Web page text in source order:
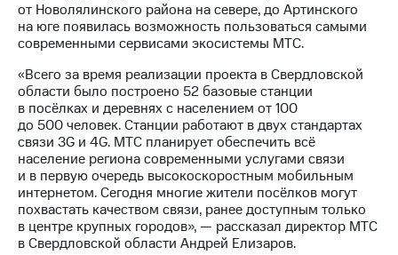
Новости
в
и акционерам
Корпоративное
управление
Корпоративный
секретарь
Раскрытие
информации
Информация
акционерам
от Новолялинского района на севере, до Артинского
на юге появилась возможность пользоваться самыми
современными сервисами экосистемы МТС.
«Всего за время реализации проекта в Свердловской
области было построено 52 базовые станции
в посёлках и деревнях с населением от 100
до 500 человек. Станции работают в двух стандартах
связи 3G и 4G. МТС планирует обеспечить всё
население региона современными услугами связи
и в первую очередь высокоскоростным мобильным
интернетом. Сегодня многие жители посёлков могут
похвастать качеством связи, ранее доступным только
в центре крупных городов», — рассказал директор МТС
в Свердловской области Андрей Елизаров.